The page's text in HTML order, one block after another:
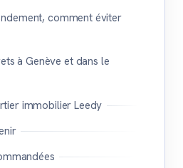
comment éviter
à Genève et dans le
immobilier Leedy